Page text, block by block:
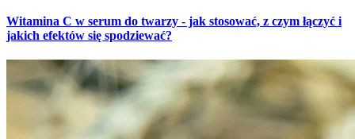
Witamina C w serum do twarzy - jak stosować, z czym łączyć i
jakich efektów się spodziewać?